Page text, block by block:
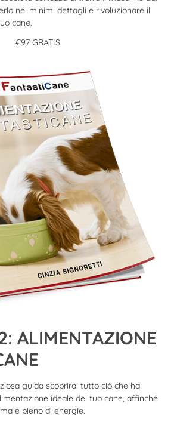
nei minimi dettagli e rivoluzionare il
cane.
€97 GRATIS
ALIMENTAZIONE
guida scoprirai tutto ciò che hai
ideale del tuo cane, affinché
e pieno di energie.